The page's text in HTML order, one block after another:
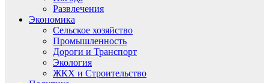
Развлечения
Экономика
Сельское хозяйство
Промышленность
Дороги и Транспорт
Экология
ЖКХ и Строительство